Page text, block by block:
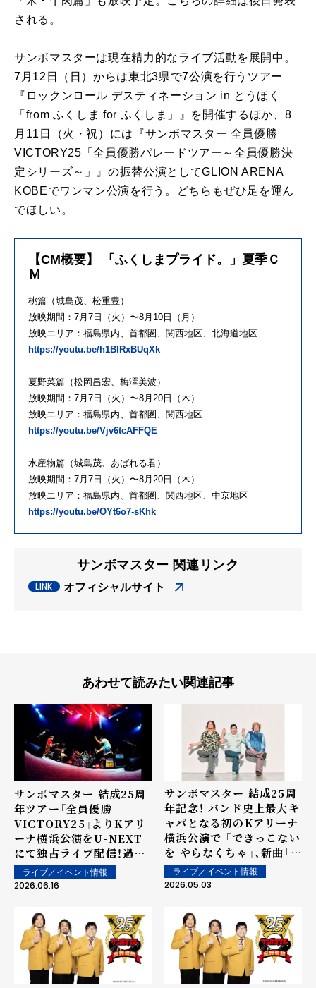
される。
サンボマスターは現在精力的なライブ活動を展開中。
7月12日（日）からは東北3県で7公演を行うツアー
『ロックンロール デスティネーション in とうほく
「from ふくしま for ふくしま」』を開催するほか、8
月11日（火・祝）には『サンボマスター 全員優勝
VICTORY25「全員優勝パレードツアー～全員優勝決
定シリーズ～」』の振替公演としてGLION ARENA
KOBEでワンマン公演を行う。どちらもぜひ足を運ん
でほしい。
【CM概要】 「ふくしまプライド。」夏季Ｃ
Ｍ
桃篇（城島茂、松重豊）
放映期間：7月7日（火）〜8月10日（月）
放映エリア：福島県内、首都圏、関西地区、北海道地区
https://youtu.be/h1BlRxBUqXk
夏野菜篇（松岡昌宏、梅澤美波）
放映期間：7月7日（火）〜8月20日（木）
放映エリア：福島県内、首都圏、関西地区
https://youtu.be/Vjv6tcAFFQE
水産物篇（城島茂、あばれる君）
放映期間：7月7日（火）〜8月20日（木）
放映エリア：福島県内、首都圏、関西地区、中京地区
https://youtu.be/OYt6o7-sKhk
サンボマスター 関連リンク
オフィシャルサイト
あわせて読みたい関連記事
サンボマスター 結成25周
年ツアー「全員優勝
VICTORY25」よりKアリ
ーナ横浜公演をU-NEXT
にて独占ライブ配信！過去
ライブ映像の独占配信もス
タート！
ライブ／イベント情報
2026.06.16
サンボマスター 結成25周
年記念！ バンド史上最大キ
ャパとなる初のKアリーナ
横浜公演で 「できっこない
を やらなくちゃ」、新曲「ま
たあえるかな」 ほか名曲を
多数披露！
ライブ／イベント情報
2026.05.03